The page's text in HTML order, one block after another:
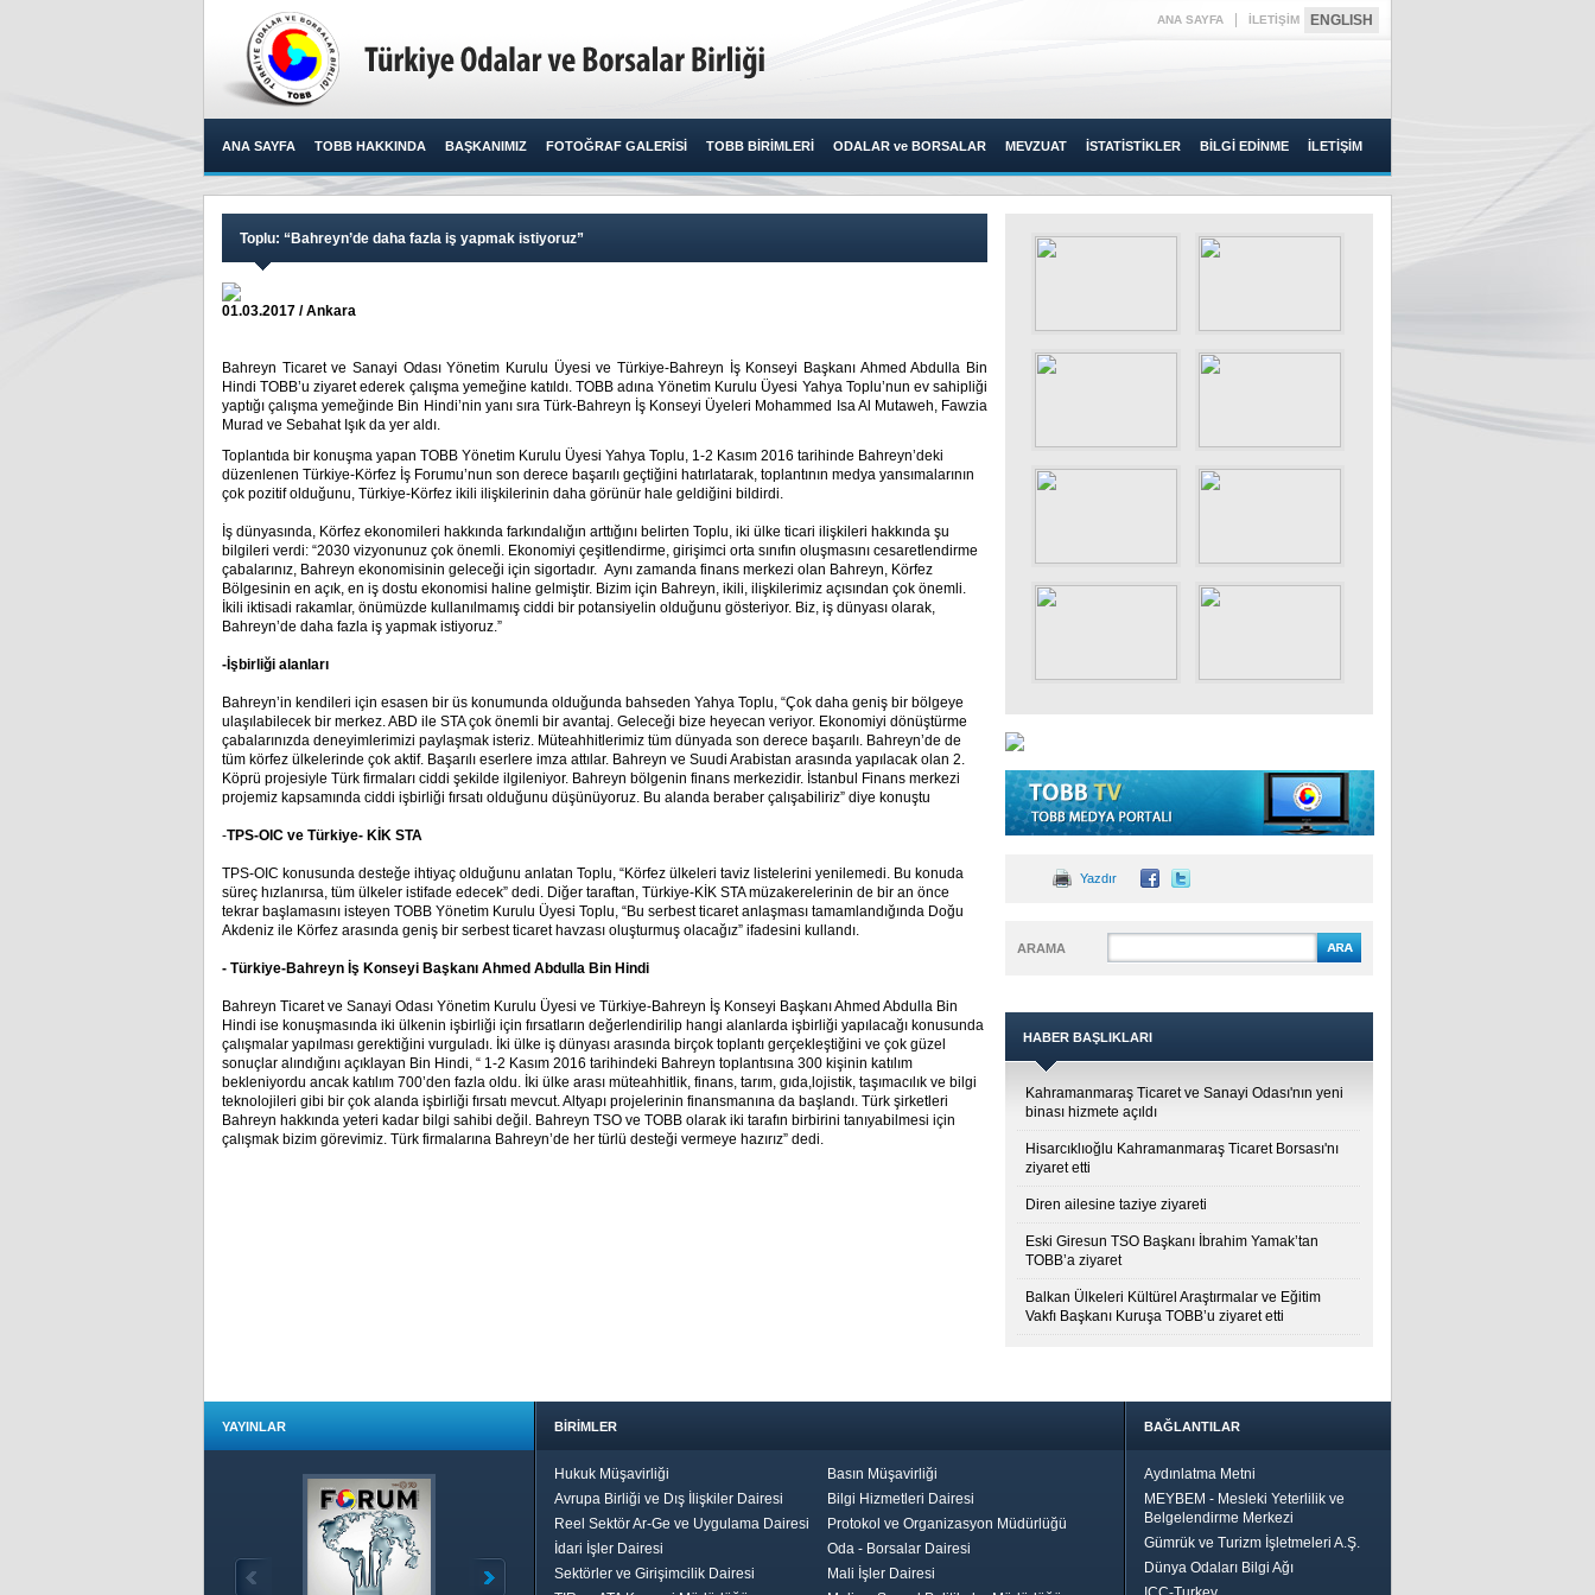
ANA SAYFA İLETİŞİM ENGLISH
ANA SAYFA TOBB HAKKINDA BAŞKANIMIZ FOTOĞRAF GALERİSİ TOBB BİRİMLERİ ODALAR ve BORSALAR MEVZUAT İSTATİSTİKLER BİLGİ EDİNME İLETİŞİM
Toplu: “Bahreyn’de daha fazla iş yapmak istiyoruz”
01.03.2017 / Ankara
Bahreyn Ticaret ve Sanayi Odası Yönetim Kurulu Üyesi ve Türkiye-Bahreyn İş Konseyi Başkanı Ahmed Abdulla Bin
Hindi TOBB’u ziyaret ederek çalışma yemeğine katıldı. TOBB adına Yönetim Kurulu Üyesi Yahya Toplu’nun ev sahipliği
yaptığı çalışma yemeğinde Bin Hindi’nin yanı sıra Türk-Bahreyn İş Konseyi Üyeleri Mohammed Isa Al Mutaweh, Fawzia
Murad ve Sebahat Işık da yer aldı.​
Toplantıda bir konuşma yapan TOBB Yönetim Kurulu Üyesi Yahya Toplu, 1-2 Kasım 2016 tarihinde Bahreyn’deki
düzenlenen Türkiye-Körfez İş Forumu’nun son derece başarılı geçtiğini hatırlatarak, toplantının medya yansımalarının
çok pozitif olduğunu, Türkiye-Körfez ikili ilişkilerinin daha görünür hale geldiğini bildirdi.
İş dünyasında, Körfez ekonomileri hakkında farkındalığın arttığını belirten Toplu, iki ülke ticari ilişkileri hakkında şu
bilgileri verdi: “2030 vizyonunuz çok önemli. Ekonomiyi çeşitlendirme, girişimci orta sınıfın oluşmasını cesaretlendirme
çabalarınız, Bahreyn ekonomisinin geleceği için sigortadır. Aynı zamanda finans merkezi olan Bahreyn, Körfez
Bölgesinin en açık, en iş dostu ekonomisi haline gelmiştir. Bizim için Bahreyn, ikili, ilişkilerimiz açısından çok önemli.
İkili iktisadi rakamlar, önümüzde kullanılmamış ciddi bir potansiyelin olduğunu gösteriyor. Biz, iş dünyası olarak,
Bahreyn’de daha fazla iş yapmak istiyoruz.”
-İşbirliği alanları
Bahreyn’in kendileri için esasen bir üs konumunda olduğunda bahseden Yahya Toplu, “Çok daha geniş bir bölgeye
ulaşılabilecek bir merkez. ABD ile STA çok önemli bir avantaj. Geleceği bize heyecan veriyor. Ekonomiyi dönüştürme
çabalarınızda deneyimlerimizi paylaşmak isteriz. Müteahhitlerimiz tüm dünyada son derece başarılı. Bahreyn’de de
tüm körfez ülkelerinde çok aktif. Başarılı eserlere imza attılar. Bahreyn ve Suudi Arabistan arasında yapılacak olan 2.
Köprü projesiyle Türk firmaları ciddi şekilde ilgileniyor. Bahreyn bölgenin finans merkezidir. İstanbul Finans merkezi
projemiz kapsamında ciddi işbirliği fırsatı olduğunu düşünüyoruz. Bu alanda beraber çalışabiliriz” diye konuştu
-TPS-OIC ve Türkiye- KİK STA
TPS-OIC konusunda desteğe ihtiyaç olduğunu anlatan Toplu, “Körfez ülkeleri taviz listelerini yenilemedi. Bu konuda
süreç hızlanırsa, tüm ülkeler istifade edecek” dedi. Diğer taraftan, Türkiye-KİK STA müzakerelerinin de bir an önce
tekrar başlamasını isteyen TOBB Yönetim Kurulu Üyesi Toplu, “Bu serbest ticaret anlaşması tamamlandığında Doğu
Akdeniz ile Körfez arasında geniş bir serbest ticaret havzası oluşturmuş olacağız” ifadesini kullandı.
- Türkiye-Bahreyn İş Konseyi Başkanı Ahmed Abdulla Bin Hindi
Bahreyn Ticaret ve Sanayi Odası Yönetim Kurulu Üyesi ve Türkiye-Bahreyn İş Konseyi Başkanı Ahmed Abdulla Bin
Hindi ise konuşmasında iki ülkenin işbirliği için fırsatların değerlendirilip hangi alanlarda işbirliği yapılacağı konusunda
çalışmalar yapılması gerektiğini vurguladı. İki ülke iş dünyası arasında birçok toplantı gerçekleştiğini ve çok güzel
sonuçlar alındığını açıklayan Bin Hindi, “ 1-2 Kasım 2016 tarihindeki Bahreyn toplantısına 300 kişinin katılım
bekleniyordu ancak katılım 700’den fazla oldu. İki ülke arası müteahhitlik, finans, tarım, gıda,lojistik, taşımacılık ve bilgi
teknolojileri gibi bir çok alanda işbirliği fırsatı mevcut. Altyapı projelerinin finansmanına da başlandı. Türk şirketleri
Bahreyn hakkında yeteri kadar bilgi sahibi değil. Bahreyn TSO ve TOBB olarak iki tarafın birbirini tanıyabilmesi için
çalışmak bizim görevimiz. Türk firmalarına Bahreyn’de her türlü desteği vermeye hazırız” dedi.
Yazdır
ARAMA
HABER BAŞLIKLARI
Kahramanmaraş Ticaret ve Sanayi Odası'nın yeni
binası hizmete açıldı
Hisarcıklıoğlu Kahramanmaraş Ticaret Borsası'nı
ziyaret etti
Diren ailesine taziye ziyareti
Eski Giresun TSO Başkanı İbrahim Yamak’tan
TOBB’a ziyaret
Balkan Ülkeleri Kültürel Araştırmalar ve Eğitim
Vakfı Başkanı Kuruşa TOBB’u ziyaret etti
YAYINLAR BİRİMLER
Hukuk Müşavirliği
Basın Müşavirliği
Avrupa Birliği ve Dış İlişkiler Dairesi
Bilgi Hizmetleri Dairesi
Reel Sektör Ar-Ge ve Uygulama Dairesi
Protokol ve Organizasyon Müdürlüğü
İdari İşler Dairesi
Oda - Borsalar Dairesi
Sektörler ve Girişimcilik Dairesi
Mali İşler Dairesi
BAĞLANTILAR
Aydınlatma Metni
MEYBEM - Mesleki Yeterlilik ve
Belgelendirme Merkezi
Gümrük ve Turizm İşletmeleri A.Ş.
Dünya Odaları Bilgi Ağı